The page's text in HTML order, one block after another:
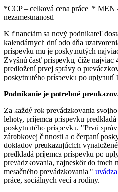
*CCP – celková cena práce, * MEN
nezamestnanosti
K financiám sa nový podnikateľ
kalendárnych dní odo dňa
príspevku mu je poskytnutých
Zvyšnú časť príspevku, čiže najviac
predložení prvej správy o
poskytnutého príspevku po uplynutí
Podnikanie je potrebné
Za každý rok prevádzkovania
lehoty, príjemca príspevku
poskytnutého príspevku. "Prvú
zárobkovej činnosti a o čerpaní
dokladov preukazujúcich
predkladá príjemca príspevku po
prevádzkovania, najneskôr do troch
mesačného prevádzkovania,"
práce, sociálnych vecí a rodiny.